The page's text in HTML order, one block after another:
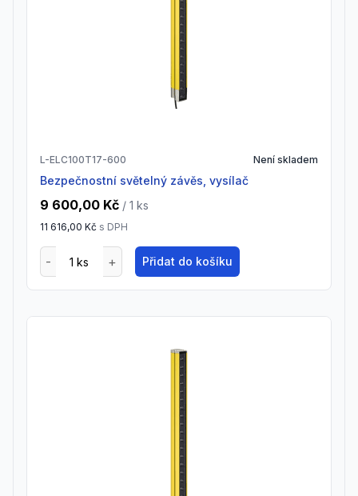
L-ELC100T17-600 Není skladem
Bezpečnostní světelný závěs, vysílač
9 600,00 Kč / 1 ks
11 616,00 Kč s DPH
Přidat do košíku